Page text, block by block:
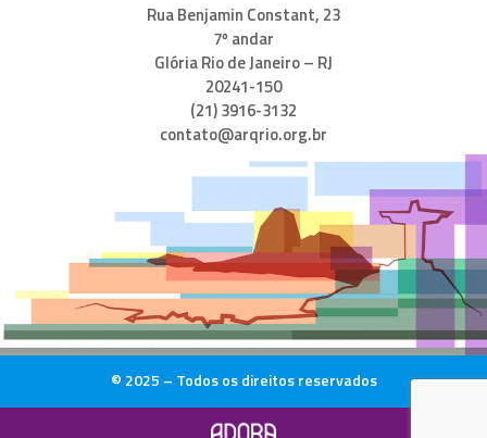
Rua Benjamin Constant, 23
7º andar
Glória Rio de Janeiro – RJ
20241-150
(21) 3916-3132
contato@arqrio.org.br
© 2025 – Todos os direitos reservados